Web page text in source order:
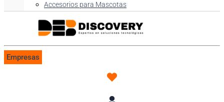
Accesorios para Mascotas
Empresas